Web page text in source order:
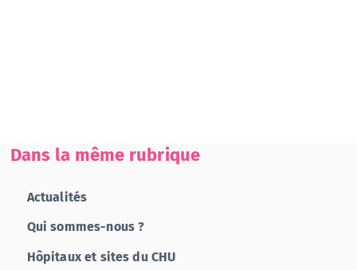
Dans la même rubrique
Actualités
Qui sommes-nous ?
Hôpitaux et sites du CHU